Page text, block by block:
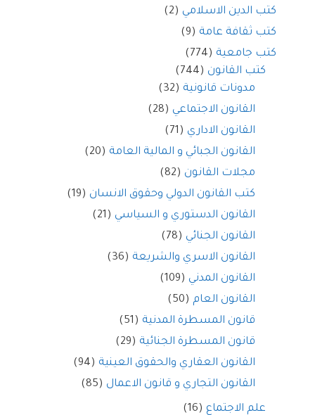
كتب الدين الاسلامي (2)
كتب ثقافة عامة (9)
كتب جامعية (774)
كتب القانون (744)
مدونات قانونية (32)
القانون الاجتماعي (28)
القانون الاداري (71)
القانون الجبائي و المالية العامة (20)
مجلات القانون (82)
كتب القانون الدولي وحقوق الانسان (19)
القانون الدستوري و السياسي (21)
القانون الجنائي (78)
القانون الاسري والشريعة (36)
القانون المدني (109)
القانون العام (50)
قانون المسطرة المدنية (51)
قانون المسطرة الجنائية (29)
القانون العقاري والحقوق العينية (94)
القانون التجاري و قانون الاعمال (85)
علم الاجتماع (16)